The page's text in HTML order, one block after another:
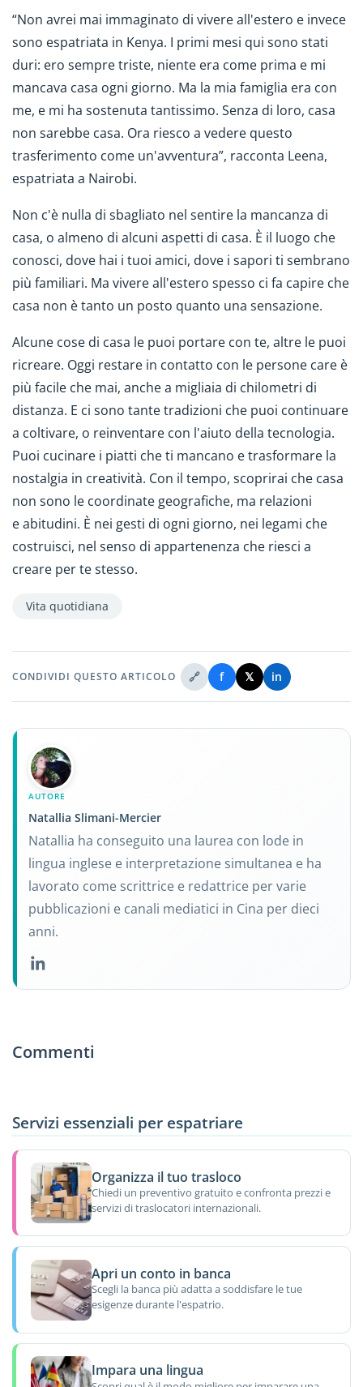
“Non avrei mai immaginato di vivere all'estero e invece
sono espatriata in Kenya. I primi mesi qui sono stati
duri: ero sempre triste, niente era come prima e mi
mancava casa ogni giorno. Ma la mia famiglia era con
me, e mi ha sostenuta tantissimo. Senza di loro, casa
non sarebbe casa. Ora riesco a vedere questo
trasferimento come un'avventura”, racconta Leena,
espatriata a Nairobi.
Non c'è nulla di sbagliato nel sentire la mancanza di
casa, o almeno di alcuni aspetti di casa. È il luogo che
conosci, dove hai i tuoi amici, dove i sapori ti sembrano
più familiari. Ma vivere all'estero spesso ci fa capire che
casa non è tanto un posto quanto una sensazione.
Alcune cose di casa le puoi portare con te, altre le puoi
ricreare. Oggi restare in contatto con le persone care è
più facile che mai, anche a migliaia di chilometri di
distanza. E ci sono tante tradizioni che puoi continuare
a coltivare, o reinventare con l'aiuto della tecnologia.
Puoi cucinare i piatti che ti mancano e trasformare la
nostalgia in creatività. Con il tempo, scoprirai che casa
non sono le coordinate geografiche, ma relazioni
e abitudini. È nei gesti di ogni giorno, nei legami che
costruisci, nel senso di appartenenza che riesci a
creare per te stesso.
Vita quotidiana
CONDIVIDI QUESTO ARTICOLO 🔗 f 𝕏 in
AUTORE
Natallia Slimani-Mercier
Natallia ha conseguito una laurea con lode in
lingua inglese e interpretazione simultanea e ha
lavorato come scrittrice e redattrice per varie
pubblicazioni e canali mediatici in Cina per dieci
anni.
Commenti
Servizi essenziali per espatriare
Organizza il tuo trasloco
Chiedi un preventivo gratuito e confronta prezzi e
servizi di traslocatori internazionali.
Apri un conto in banca
Scegli la banca più adatta a soddisfare le tue
esigenze durante l'espatrio.
Impara una lingua